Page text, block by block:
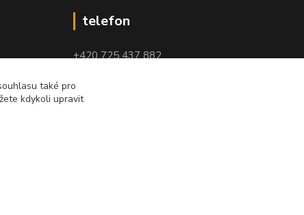
telefon
+420 725 437 882
+420 727 880 789
také pro
kdykoli upravit